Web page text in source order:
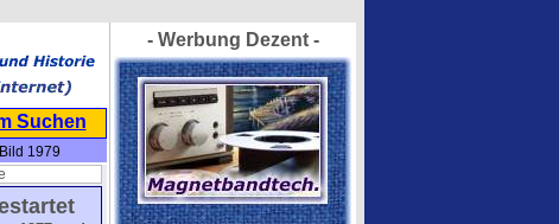
Suchen
1979
- Werbung Dezent -